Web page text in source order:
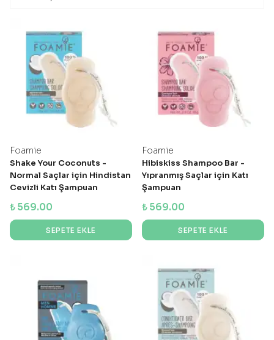
Foamie
Shake Your Coconuts -
Normal Saçlar için Hindistan
Cevizli Katı Şampuan
₺ 569.00
SEPETE EKLE
Foamie
Hibiskiss Shampoo Bar -
Yıpranmış Saçlar için Katı
Şampuan
₺ 569.00
SEPETE EKLE